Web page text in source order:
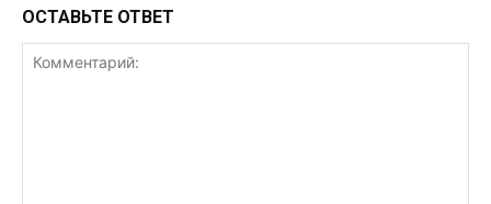
ОСТАВЬТЕ ОТВЕТ